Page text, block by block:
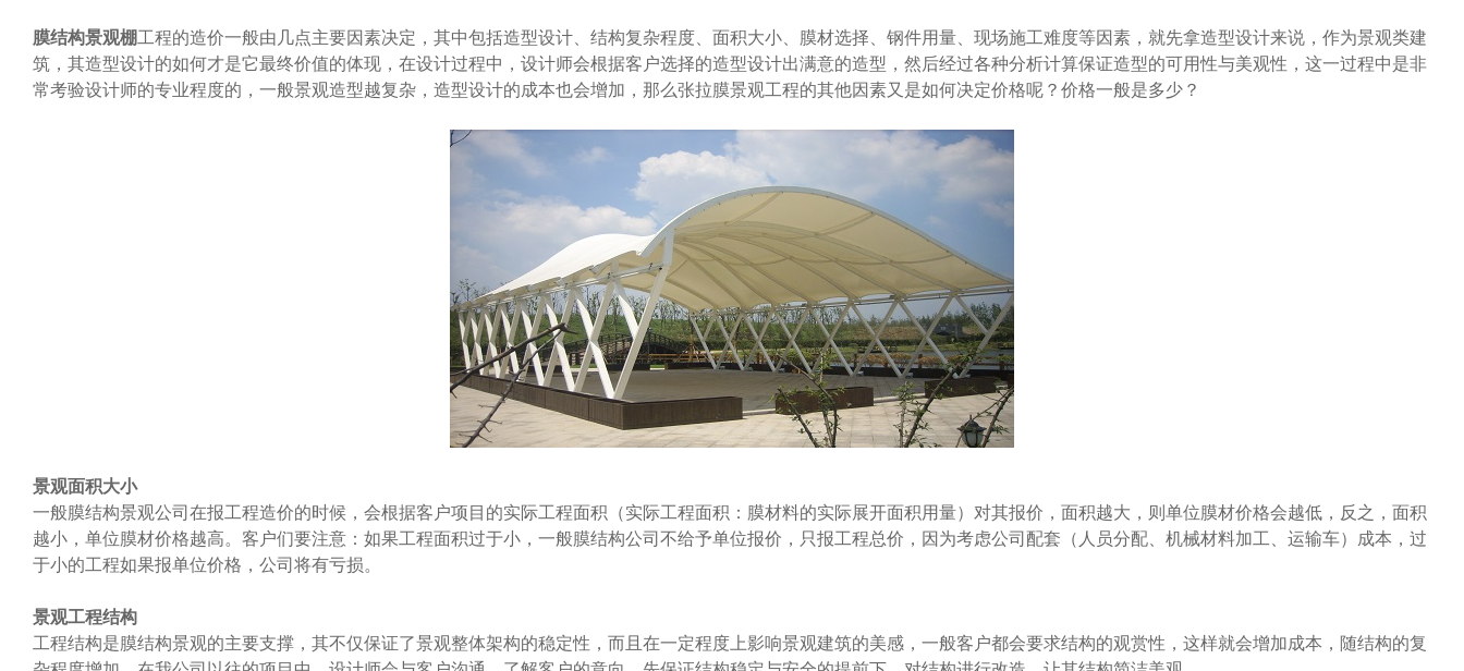
膜结构景观棚工程的造价一般由几点主要因素决定，其中包括造型设计、结构复杂程度、面积大小、膜材选择、钢件用量、现场施工难度等因素，就先拿造型设计来说，作为景观类建
筑，其造型设计的如何才是它最终价值的体现，在设计过程中，设计师会根据客户选择的造型设计出满意的造型，然后经过各种分析计算保证造型的可用性与美观性，这一过程中是非
常考验设计师的专业程度的，一般景观造型越复杂，造型设计的成本也会增加，那么张拉膜景观工程的其他因素又是如何决定价格呢？价格一般是多少？
景观面积大小
一般膜结构景观公司在报工程造价的时候，会根据客户项目的实际工程面积（实际工程面积：膜材料的实际展开面积用量）对其报价，面积越大，则单位膜材价格会越低，反之，面积
越小，单位膜材价格越高。客户们要注意：如果工程面积过于小，一般膜结构公司不给予单位报价，只报工程总价，因为考虑公司配套（人员分配、机械材料加工、运输车）成本，过
于小的工程如果报单位价格，公司将有亏损。
景观工程结构
工程结构是膜结构景观的主要支撑，其不仅保证了景观整体架构的稳定性，而且在一定程度上影响景观建筑的美感，一般客户都会要求结构的观赏性，这样就会增加成本，随结构的复